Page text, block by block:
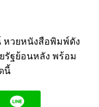
หวยหนังสือพิมพ์ดัง
รัฐย้อนหลัง พร้อม
นี้